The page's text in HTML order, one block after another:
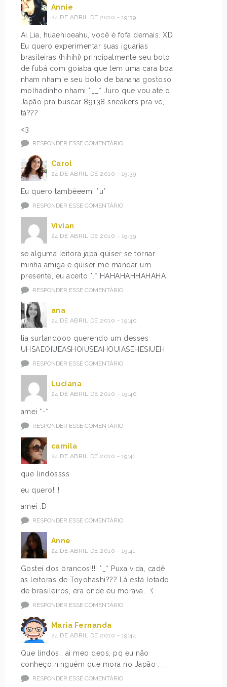
Annie
24 DE ABRIL DE 2010 - 19:39
Ai Lia, huaehioeahu, você é fofa demais. XD
Eu quero experimentar suas iguarias
brasileiras (hihihi) principalmente seu bolo
de fubá com goiaba que tem uma cara boa
nham nham e seu bolo de banana gostoso
molhadinho nhami *__* Juro que vou até o
Japão pra buscar 89138 sneakers pra vc,
tá???
<3
RESPONDER ESSE COMENTÁRIO
Carol
24 DE ABRIL DE 2010 - 19:39
Eu quero tambéeem! *u*
RESPONDER ESSE COMENTÁRIO
Vivian
24 DE ABRIL DE 2010 - 19:39
se alguma leitora japa quiser se tornar
minha amiga e quiser me mandar um
presente, eu aceito *.* HAHAHAHHAHAHA
RESPONDER ESSE COMENTÁRIO
ana
24 DE ABRIL DE 2010 - 19:40
lia surtandooo querendo um desses
UHSAEOIUEASHOIUSEAHOUIASEHESIUEH
RESPONDER ESSE COMENTÁRIO
Luciana
24 DE ABRIL DE 2010 - 19:40
amei *-*
RESPONDER ESSE COMENTÁRIO
camila
24 DE ABRIL DE 2010 - 19:41
que lindossss
eu quero!!!!
amei :D
RESPONDER ESSE COMENTÁRIO
Anne
24 DE ABRIL DE 2010 - 19:41
Gostei dos brancos!!!! *_* Puxa vida, cadê
as leitoras de Toyohashi??? Lá está lotado
de brasileiros, era onde eu morava… :(
RESPONDER ESSE COMENTÁRIO
Maria Fernanda
24 DE ABRIL DE 2010 - 19:44
Que lindos… ai meo deos, pq eu não
conheço ninguém que mora no Japão ;__;
RESPONDER ESSE COMENTÁRIO